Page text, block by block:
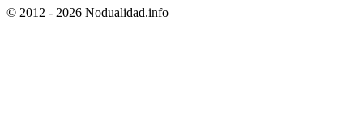
© 2012 - 2026 Nodualidad.info